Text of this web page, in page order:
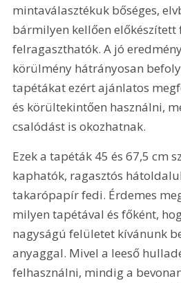
mintaválasztékuk bőséges,
bármilyen kellően előkészített
felragaszthatók. A jó
körülmény hátrányosan
tapétákat ezért ajánlatos
és körültekintően használni,
csalódást is okozhatnak.
Ezek a tapéták 45 és 67,5 cm
kaphatók, ragasztós
takarópapír fedi. Érdemes
milyen tapétával és főként,
nagyságú felületet kívánunk
anyaggal. Mivel a leeső
felhasználni, mindig a